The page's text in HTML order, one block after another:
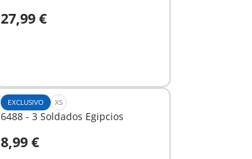
27,99 €
A la cesta
EXCLUSIVO XS
6488 - 3 Soldados Egipcios
8,99 €
A la cesta